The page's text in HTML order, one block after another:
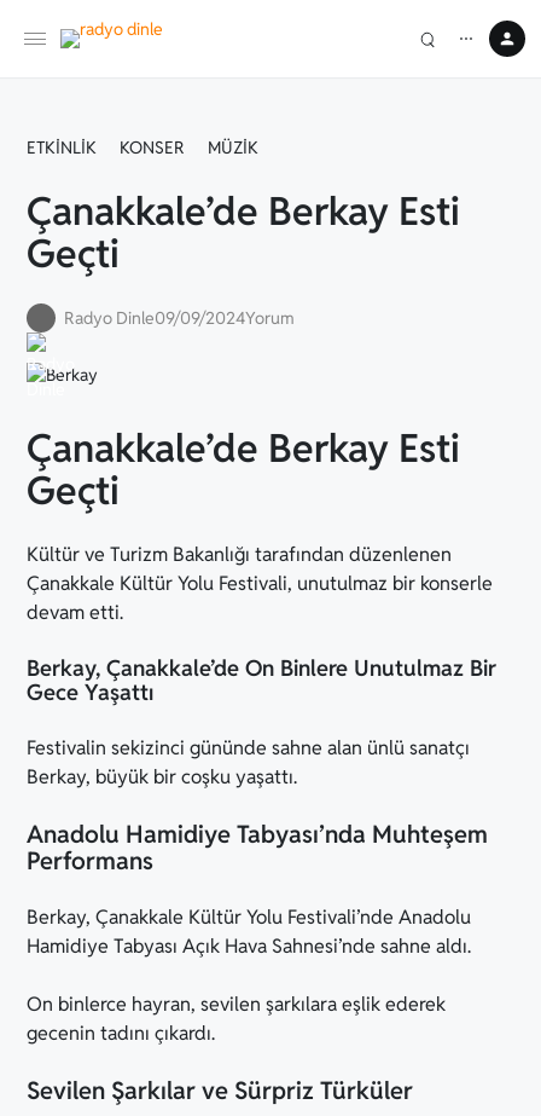
⋯
ETKINLIK KONSER MÜZIK
Çanakkale’de Berkay Esti
Geçti
Radyo Dinle09/09/2024Yorum
Çanakkale’de Berkay Esti
Geçti
Kültür ve Turizm Bakanlığı tarafından düzenlenen
Çanakkale Kültür Yolu Festivali, unutulmaz bir konserle
devam etti.
Berkay, Çanakkale’de On Binlere Unutulmaz Bir
Gece Yaşattı
Festivalin sekizinci gününde sahne alan ünlü sanatçı
Berkay, büyük bir coşku yaşattı.
Anadolu Hamidiye Tabyası’nda Muhteşem
Performans
Berkay, Çanakkale Kültür Yolu Festivali’nde Anadolu
Hamidiye Tabyası Açık Hava Sahnesi’nde sahne aldı.
On binlerce hayran, sevilen şarkılara eşlik ederek
gecenin tadını çıkardı.
Sevilen Şarkılar ve Sürpriz Türküler